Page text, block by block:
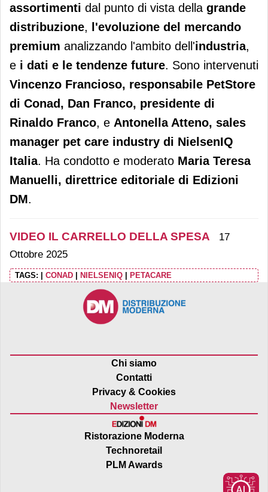
assortimenti dal punto di vista della grande
distribuzione,
l'evoluzione del mercando
premium analizzando l'ambito dell'industria,
e i dati e le tendenze future. Sono intervenuti
Vincenzo Francioso, responsabile PetStore
di Conad, Dan Franco, presidente di
Rinaldo Franco, e Antonella Atteno, sales
manager pet care industry di NielsenIQ
Italia. Ha condotto e moderato Maria Teresa
Manuelli, direttrice editoriale di Edizioni
DM.
VIDEO IL CARRELLO DELLA SPESA
17
Ottobre 2025
TAGS: CONAD NIELSENIQ PETACARE
Chi siamo
Contatti
Privacy & Cookies
Newsletter
Ristorazione Moderna
Technoretail
PLM Awards